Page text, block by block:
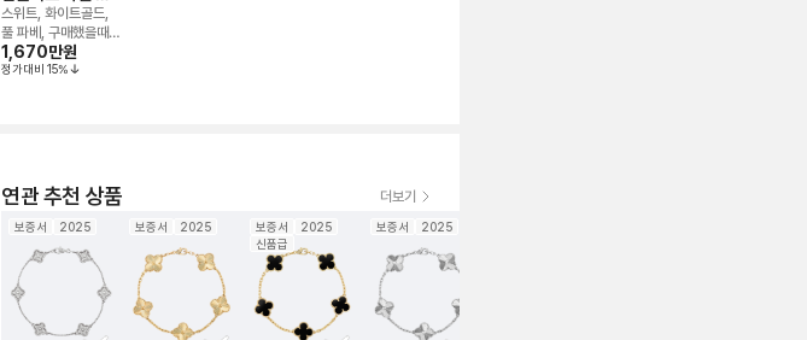
함브라 다이아 6모
티브 브레이슬릿
스위트, 화이트골드,
풀 파베, 구매했을때
그대로
1,670만원
정가대비 15%
연관 추천 상품 더보기
보증서 2025 보증서 2025 보증서
2025
신품급
보증서 2025